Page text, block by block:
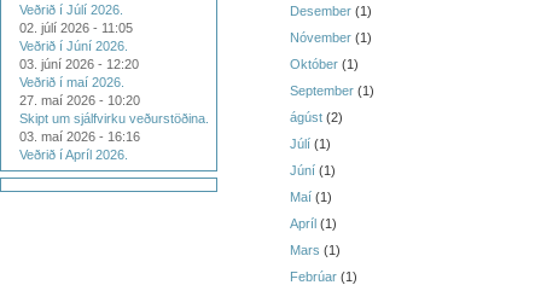
Veðrið í Júlí 2026.
02. júlí 2026 - 11:05
Veðrið í Júní 2026.
03. júní 2026 - 12:20
Veðrið í maí 2026.
27. maí 2026 - 10:20
Skipt um sjálfvirku veðurstöðina.
03. maí 2026 - 16:16
Veðrið í Apríl 2026.
Desember (1)
Nóvember (1)
Október (1)
September (1)
ágúst (2)
Júlí (1)
Júní (1)
Maí (1)
Apríl (1)
Mars (1)
Febrúar (1)